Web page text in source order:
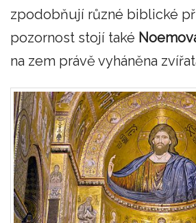
zpodobňují různé biblické
pozornost stojí také
na zem právě vyháněna